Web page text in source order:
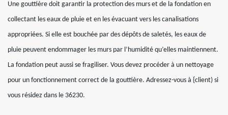
Une gouttière doit garantir la protection des murs et de la fondation en
collectant les eaux de pluie et en les évacuant vers les canalisations
appropriées. Si elle est bouchée par des dépôts de saletés, les eaux de
pluie peuvent endommager les murs par l’humidité qu’elles maintiennent.
La fondation peut aussi se fragiliser. Vous devez procéder à un nettoyage
pour un fonctionnement correct de la gouttière. Adressez-vous à {client) si
vous résidez dans le 36230.